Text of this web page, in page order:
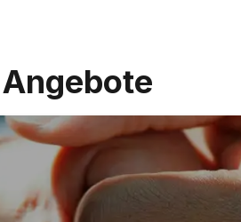
Angebote